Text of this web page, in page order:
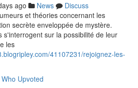
ago News
Discuss
et théories concernant les
secrète enveloppée de mystère.
s'interrogent sur la possibilité de leur
les
41107231/rejoignez-les-
Who Upvoted